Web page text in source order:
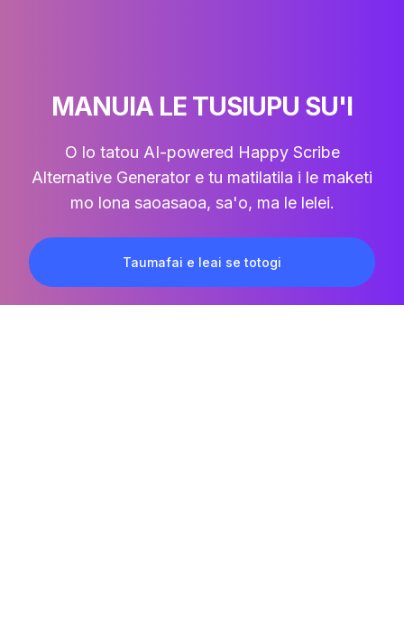
MANUIA LE TUSIUPU SU'I
O lo tatou AI-powered Happy Scribe
Alternative Generator e tu matilatila i le maketi
mo lona saoasaoa, sa'o, ma le lelei.
Taumafai e leai se totogi